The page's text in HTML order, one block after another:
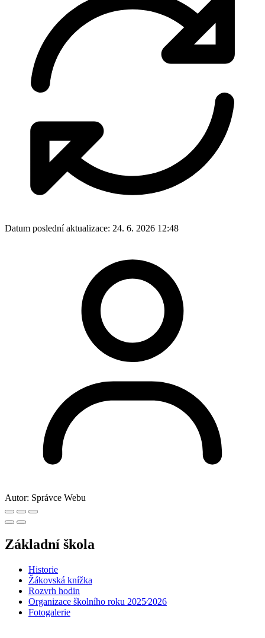
Datum poslední aktualizace: 24. 6. 2026 12:48
Autor: Správce Webu
Základní škola
Historie
Žákovská knížka
Rozvrh hodin
Organizace školního roku 2025⁄2026
Fotogalerie